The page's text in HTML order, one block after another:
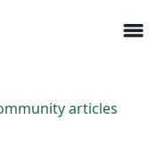
menu
articles